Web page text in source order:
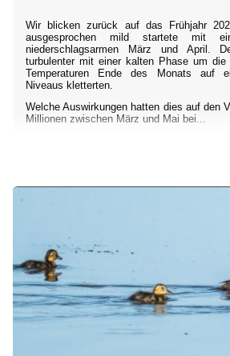
Wir blicken zurück auf das Frühjahr
ausgesprochen mild startete mit
niederschlagsarmen März und April.
turbulenter mit einer kalten Phase um
Temperaturen Ende des Monats auf
Niveaus kletterten.
Welche Auswirkungen hatten dies auf den
Millionen zwischen März und Mai bei...